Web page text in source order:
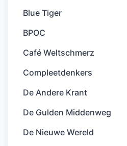
Blue Tiger
BPOC
Café Weltschmerz
Compleetdenkers
De Andere Krant
De Gulden Middenweg
De Nieuwe Wereld